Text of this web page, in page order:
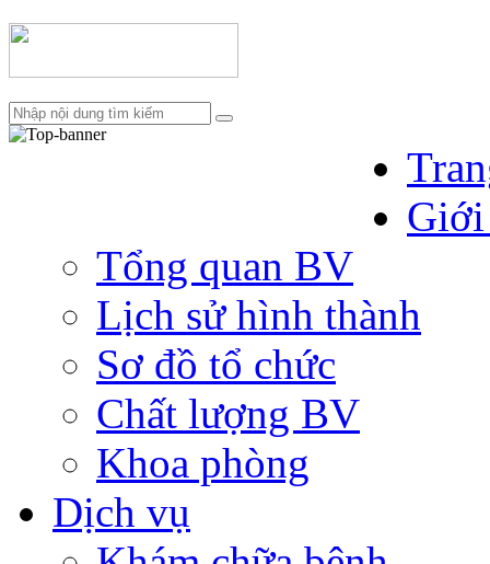
Tổng quan BV
Lịch sử hình thành
Sơ đồ tổ chức
Chất lượng BV
Khoa phòng
Dịch vụ